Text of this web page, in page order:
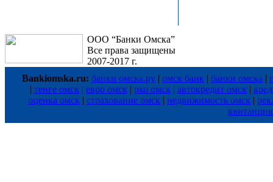
ООО “Банки Омска”
Все права защищены
2007-2017 г.
Bankiomska.ru: банки омска.ру| омск банк | банки омска |
| тенге омск | евро омск | рко омск | автокредит омск |
оценка омск | страхование омск | недвижимость омск |